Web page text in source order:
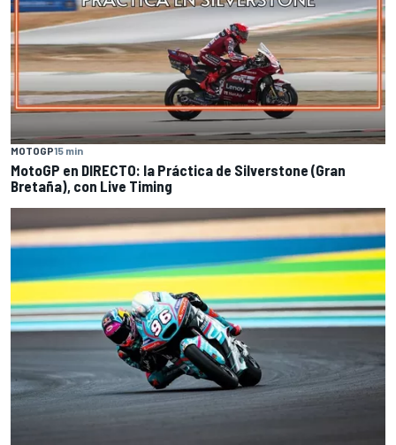
MOTOGP15 min
MotoGP en DIRECTO: la Práctica de Silverstone (Gran
Bretaña), con Live Timing